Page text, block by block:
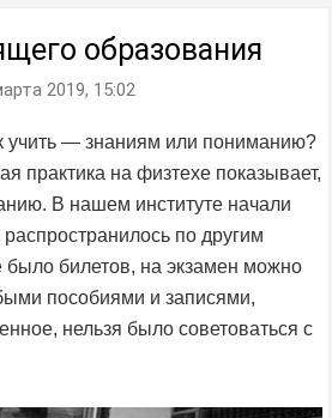
образования
2019, 15:02
учить — знаниям или пониманию?
практика на физтехе показывает,
В нашем институте начали
по другим
было билетов, на экзамен можно
пособиями и записями,
нельзя было советоваться с